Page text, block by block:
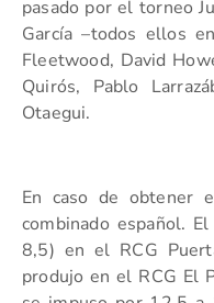
pasado por el torneo
García –todos ellos
Fleetwood, David
Quirós, Pablo
Otaegui.
En caso de obtener
combinado español.
8,5) en el RCG
produjo en el RCG El